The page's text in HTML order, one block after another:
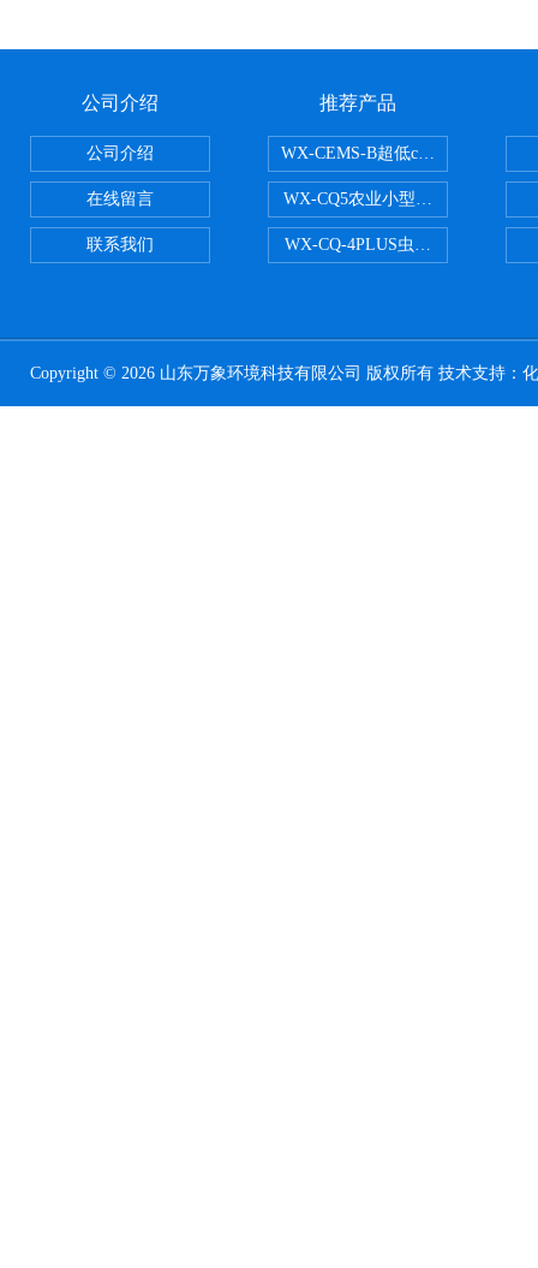
公司介绍
公司介绍
在线留言
联系我们
推荐产品
WX-CEMS-B超低cems烟气监测系
WX-CQ5农业小型气象站
WX-CQ-4PLUS虫情测报灯
Copyright © 2026 山东万象环境科技有限公司 版权所有 技术支持：